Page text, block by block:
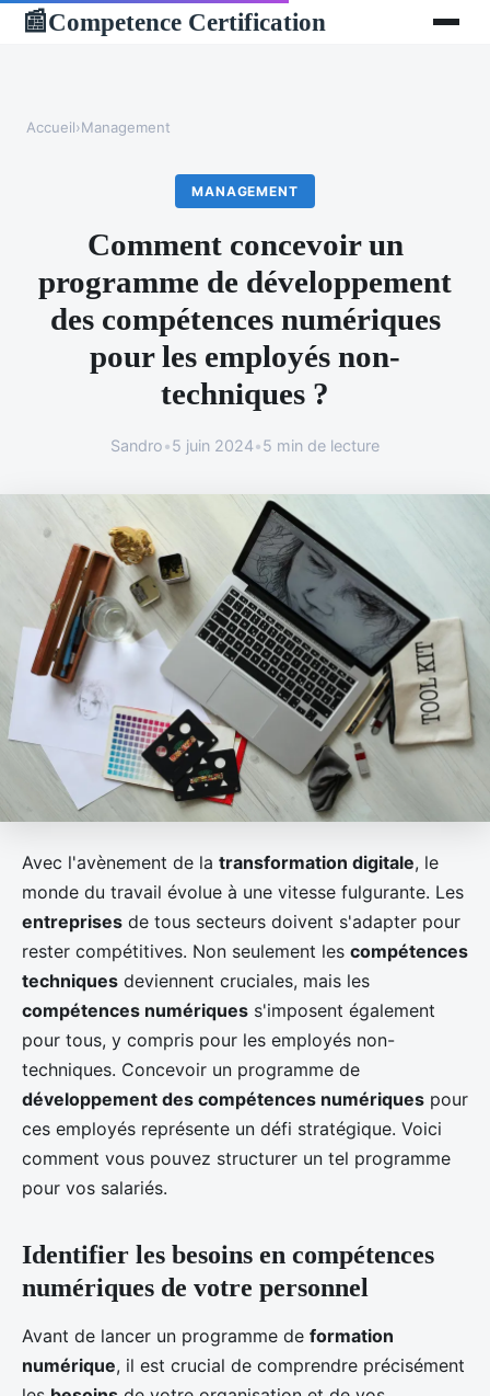
📰Competence Certification
Accueil›Management
MANAGEMENT
Comment concevoir un
programme de développement
des compétences numériques
pour les employés non-
techniques ?
Sandro•5 juin 2024•5 min de lecture
Avec l'avènement de la transformation digitale, le
monde du travail évolue à une vitesse fulgurante. Les
entreprises de tous secteurs doivent s'adapter pour
rester compétitives. Non seulement les compétences
techniques deviennent cruciales, mais les
compétences numériques s'imposent également
pour tous, y compris pour les employés non-
techniques. Concevoir un programme de
développement des compétences numériques pour
ces employés représente un défi stratégique. Voici
comment vous pouvez structurer un tel programme
pour vos salariés.
Identifier les besoins en compétences
numériques de votre personnel
Avant de lancer un programme de formation
numérique, il est crucial de comprendre précisément